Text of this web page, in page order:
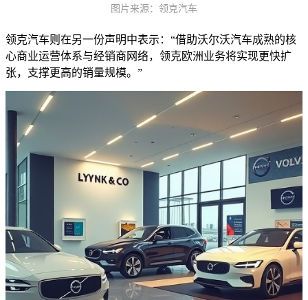
图片来源：领克汽车
领克汽车则在另一份声明中表示：“借助沃尔沃汽车成熟的核
心商业运营体系与经销商网络，领克欧洲业务将实现更快扩
张，支撑更高的销量规模。”